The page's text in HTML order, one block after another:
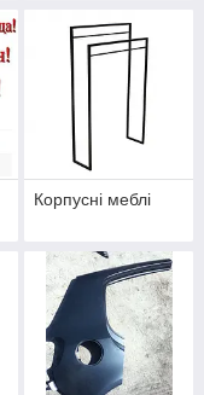
Корпусні меблі